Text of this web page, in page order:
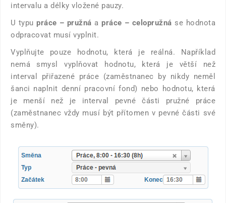
intervalu a délky vložené pauzy.
U typupráce – pružná apráce – celopružná se hodnota
odpracovat musí vyplnit.
Vyplňujte pouze hodnotu, která je reálná. Například
nemá smysl vyplňovat hodnotu, která je větší než
interval přiřazené práce (zaměstnanec by nikdy neměl
šanci naplnit denní pracovní fond) nebo hodnotu, která
je menší než je interval pevné části pružné práce
(zaměstnanec vždy musí být přítomen v pevné části své
směny).